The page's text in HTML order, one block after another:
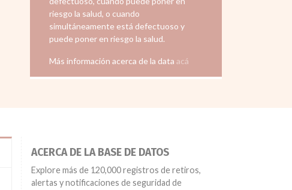
riesgo la salud, o cuando
simultáneamente está defectuoso y
puede poner en riesgo la salud.
Más información acerca de la data acá
ACERCA DE LA BASE DE DATOS
Explore más de 120,000 registros de retiros,
alertas y notificaciones de seguridad de